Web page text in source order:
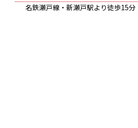
名鉄瀬戸線・新瀬戸駅より徒歩15分